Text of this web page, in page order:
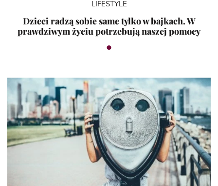
LIFESTYLE
Dzieci radzą sobie same tylko w bajkach. W
prawdziwym życiu potrzebują naszej pomocy